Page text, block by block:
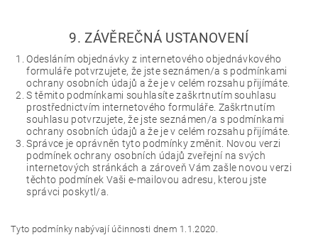
9. ZÁVĚREČNÁ USTANOVENÍ
Odesláním objednávky z internetového objednávkového
formuláře potvrzujete, že jste seznámen/a s podmínkami
ochrany osobních údajů a že je v celém rozsahu přijímáte.
S těmito podmínkami souhlasíte zaškrtnutím souhlasu
prostřednictvím internetového formuláře. Zaškrtnutím
souhlasu potvrzujete, že jste seznámen/a s podmínkami
ochrany osobních údajů a že je v celém rozsahu přijímáte.
Správce je oprávněn tyto podmínky změnit. Novou verzi
podmínek ochrany osobních údajů zveřejní na svých
internetových stránkách a zároveň Vám zašle novou verzi
těchto podmínek Vaši e-mailovou adresu, kterou jste
správci poskytl/a.
Tyto podmínky nabývají účinnosti dnem 1.1.2020.